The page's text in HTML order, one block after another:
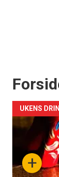
+
UKENS